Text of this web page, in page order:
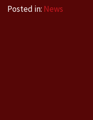
Posted in: News